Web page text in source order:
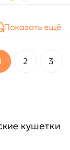
Показать ещё
2 3
кушетки